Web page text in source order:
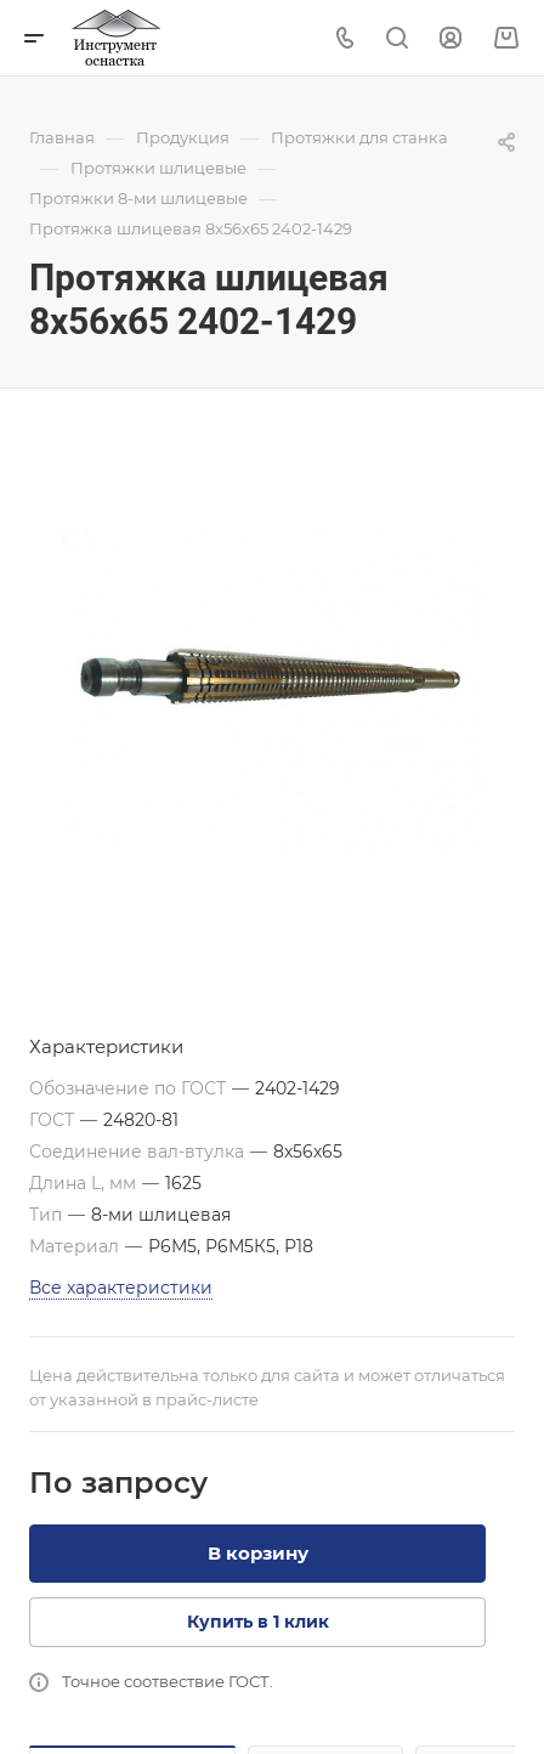
Главная — Продукция — Протяжки для станка
— Протяжки шлицевые —
Протяжки 8-ми шлицевые —
Протяжка шлицевая 8x56x65 2402-1429
Протяжка шлицевая
8x56x65 2402-1429
Характеристики
Обозначение по ГОСТ — 2402-1429
ГОСТ — 24820-81
Соединение вал-втулка — 8х56х65
Длина L, мм — 1625
Тип — 8-ми шлицевая
Материал — Р6М5, Р6М5К5, Р18
Все характеристики
Цена действительна только для сайта и может отличаться
от указанной в прайс-листе
По запросу
В корзину
Купить в 1 клик
Точное соотвествие ГОСТ.